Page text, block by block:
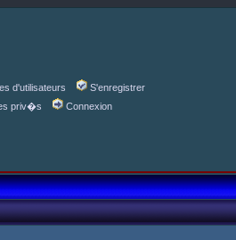
d'utilisateurs
S'enregistrer
priv�s Connexion